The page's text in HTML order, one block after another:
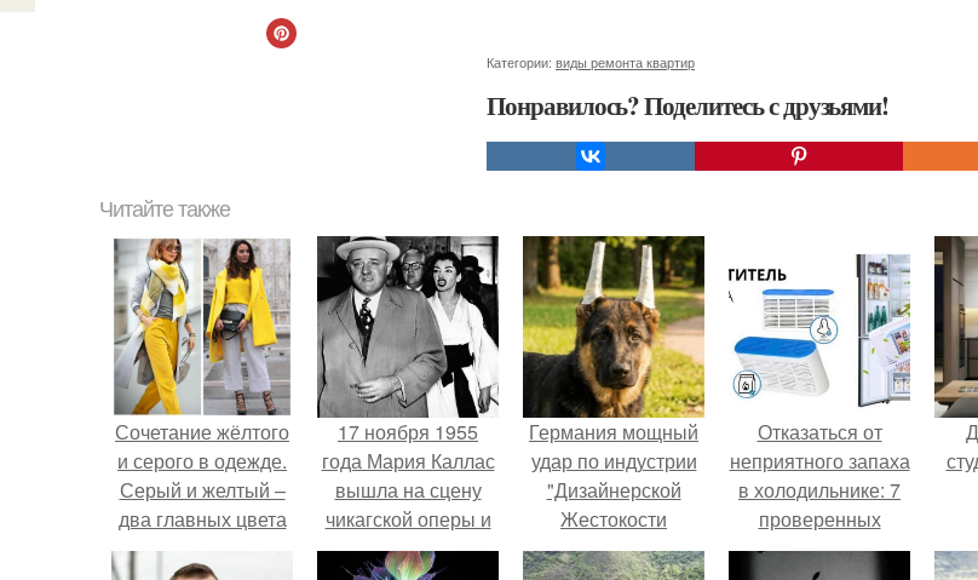
Категории: виды ремонта квартир
Понравилось? Поделитесь с друзьями!
Читайте также
Сочетание жёлтого
и серого в одежде.
Серый и желтый –
два главных цвета
2021 года,
17 ноября 1955
года Мария Каллас
вышла на сцену
чикагской оперы и
сорвала овации.
Германия мощный
удар по индустрии
"Дизайнерской
Жестокости
нанесла".
Отказаться от
неприятного запаха
в холодильнике: 7
проверенных
способов